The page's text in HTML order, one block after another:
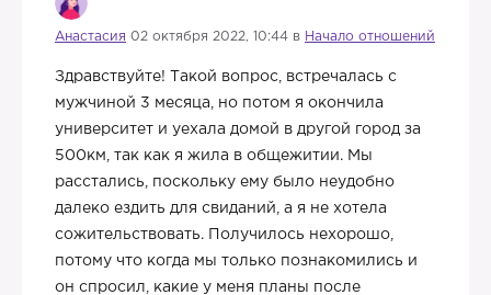
Анастасия 02 октября 2022, 10:44 в Начало отношений
Здравствуйте! Такой вопрос, встречалась с
мужчиной 3 месяца, но потом я окончила
университет и уехала домой в другой город за
500км, так как я жила в общежитии. Мы
расстались, поскольку ему было неудобно
далеко ездить для свиданий, а я не хотела
сожительствовать. Получилось нехорошо,
потому что когда мы только познакомились и
он спросил, какие у меня планы после